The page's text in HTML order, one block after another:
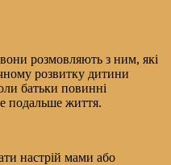
розмовляють з ним, які
розвитку дитини
батьки повинні
подальше життя.
настрій мами або